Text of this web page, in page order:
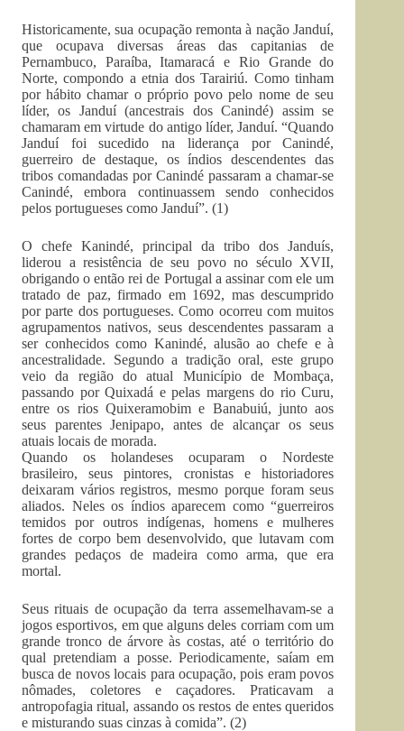
Historicamente, sua ocupação remonta à nação Janduí,
que ocupava diversas áreas das capitanias de
Pernambuco, Paraíba, Itamaracá e Rio Grande do
Norte, compondo a etnia dos Tarairiú. Como tinham
por hábito chamar o próprio povo pelo nome de seu
líder, os Janduí (ancestrais dos Canindé) assim se
chamaram em virtude do antigo líder, Janduí. “Quando
Janduí foi sucedido na liderança por Canindé,
guerreiro de destaque, os índios descendentes das
tribos comandadas por Canindé passaram a chamar-se
Canindé, embora continuassem sendo conhecidos
pelos portugueses como Janduí”. (1)
O chefe Kanindé, principal da tribo dos Janduís,
liderou a resistência de seu povo no século XVII,
obrigando o então rei de Portugal a assinar com ele um
tratado de paz, firmado em 1692, mas descumprido
por parte dos portugueses. Como ocorreu com muitos
agrupamentos nativos, seus descendentes passaram a
ser conhecidos como Kanindé, alusão ao chefe e à
ancestralidade. Segundo a tradição oral, este grupo
veio da região do atual Município de Mombaça,
passando por Quixadá e pelas margens do rio Curu,
entre os rios Quixeramobim e Banabuiú, junto aos
seus parentes Jenipapo, antes de alcançar os seus
atuais locais de morada.
Quando os holandeses ocuparam o Nordeste
brasileiro, seus pintores, cronistas e historiadores
deixaram vários registros, mesmo porque foram seus
aliados. Neles os índios aparecem como “guerreiros
temidos por outros indígenas, homens e mulheres
fortes de corpo bem desenvolvido, que lutavam com
grandes pedaços de madeira como arma, que era
mortal.
Seus rituais de ocupação da terra assemelhavam-se a
jogos esportivos, em que alguns deles corriam com um
grande tronco de árvore às costas, até o território do
qual pretendiam a posse. Periodicamente, saíam em
busca de novos locais para ocupação, pois eram povos
nômades, coletores e caçadores. Praticavam a
antropofagia ritual, assando os restos de entes queridos
e misturando suas cinzas à comida”. (2)